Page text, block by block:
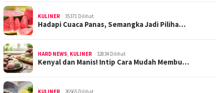
KULINER 35371 Dilihat
Hadapi Cuaca Panas, Semangka Jadi Piliha…
HARD NEWS, KULINER 32834 Dilihat
Kenyal dan Manis! Intip Cara Mudah Membu…